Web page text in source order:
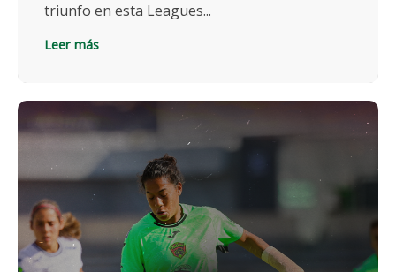
triunfo en esta Leagues...
Leer más